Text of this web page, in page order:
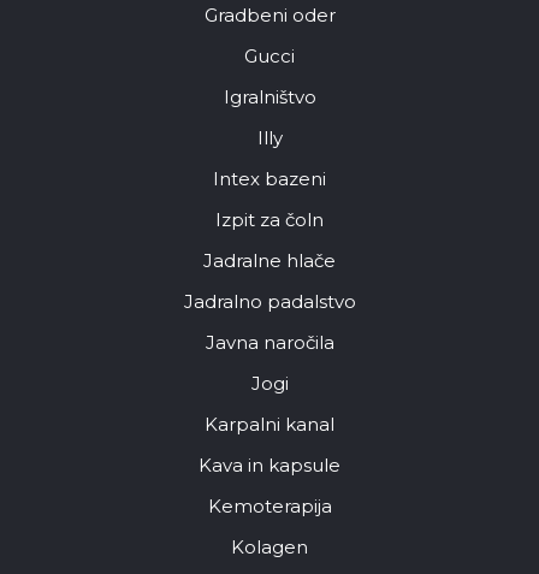
Gradbeni oder
Gucci
Igralništvo
Illy
Intex bazeni
Izpit za čoln
Jadralne hlače
Jadralno padalstvo
Javna naročila
Jogi
Karpalni kanal
Kava in kapsule
Kemoterapija
Kolagen